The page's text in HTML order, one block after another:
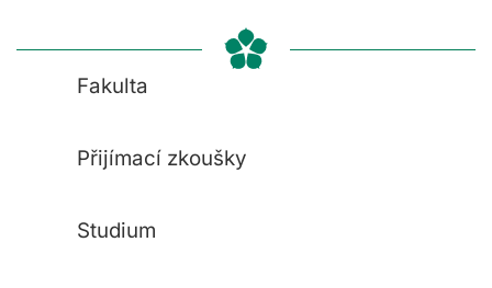
Fakulta
Přijímací zkoušky
Studium